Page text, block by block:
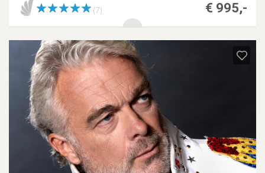
€ 995,-
(7)